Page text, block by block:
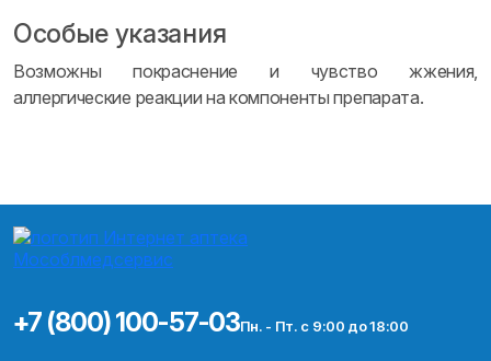
Особые указания
Возможны покраснение и чувство жжения,
аллергические реакции на компоненты препарата.
+7 (800) 100-57-03Пн. - Пт. с 9:00 до 18:00